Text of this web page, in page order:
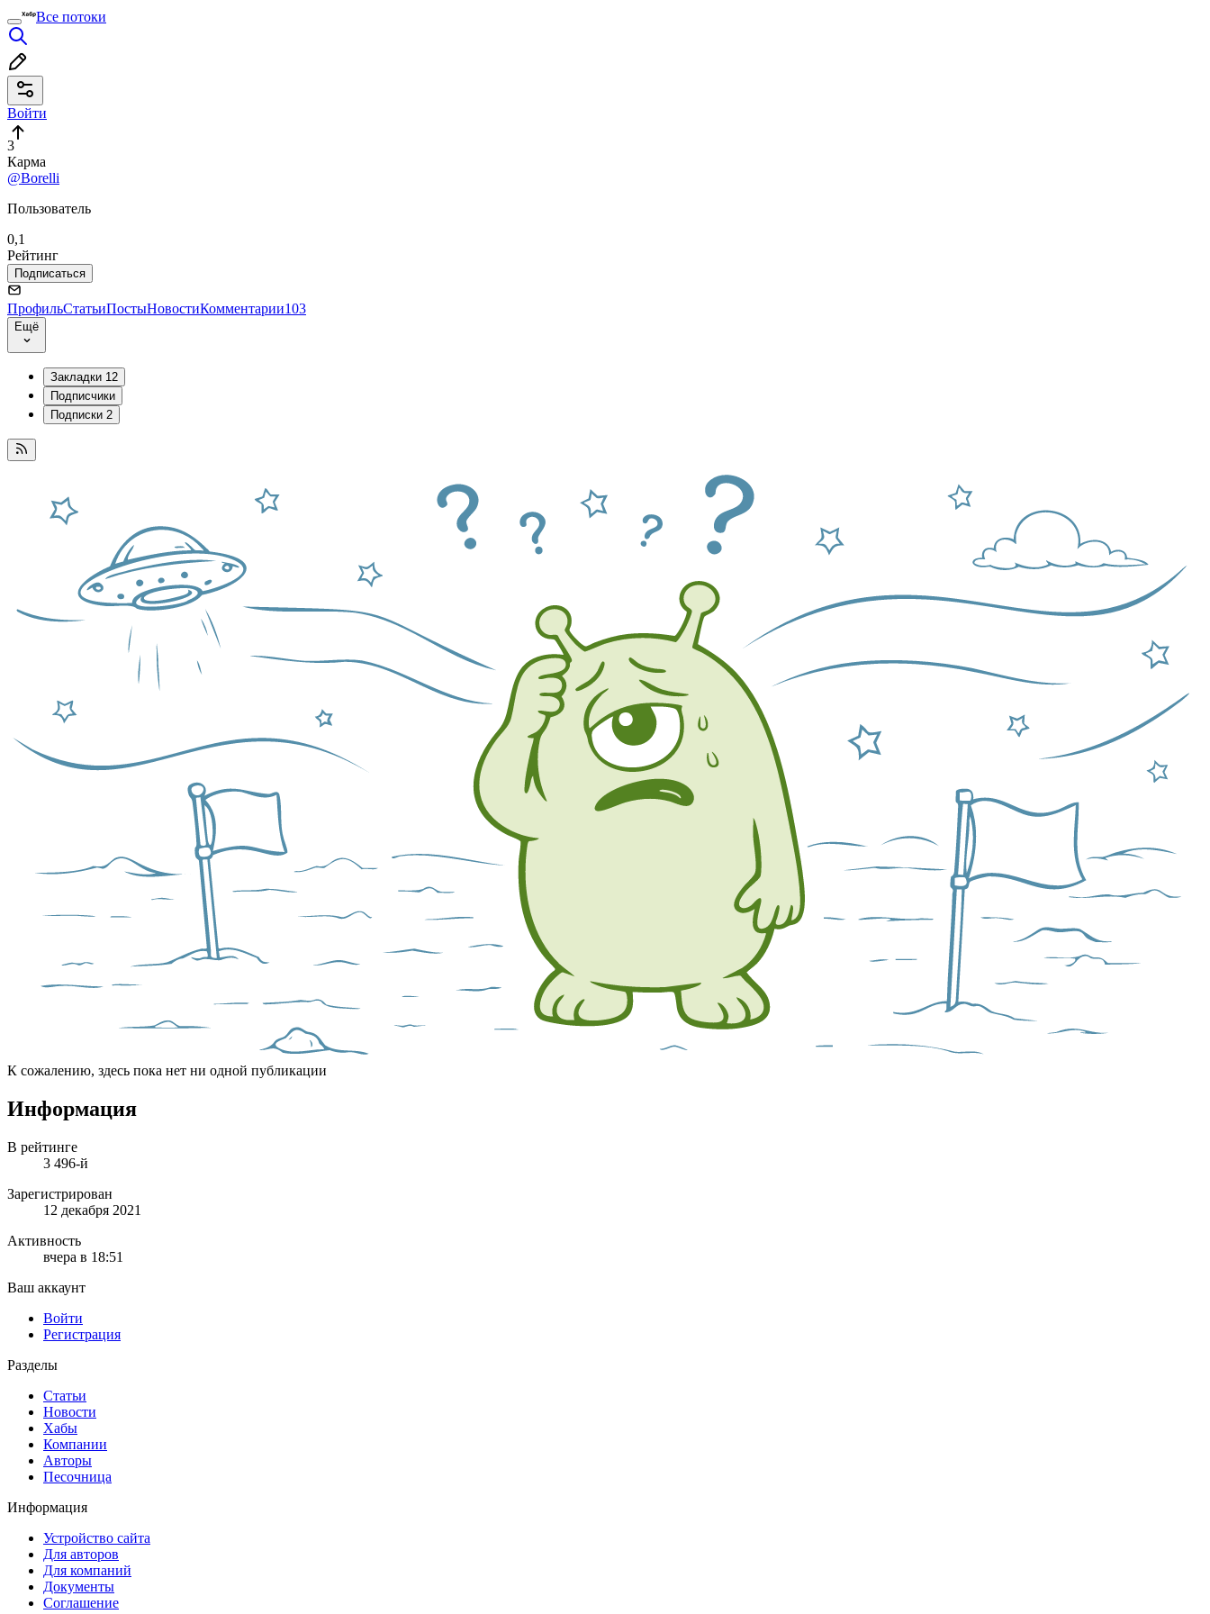
Все потоки
Войти
3
Карма
@Borelli
Пользователь
0,1
Рейтинг
Подписаться
ПрофильСтатьиПостыНовостиКомментарии103
Ещё
Закладки 12
Подписчики
Подписки 2
К сожалению, здесь пока нет ни одной публикации
Информация
В рейтинге
3 496-й
Зарегистрирован
12 декабря 2021
Активность
вчера в 18:51
Ваш аккаунт
Войти
Регистрация
Разделы
Статьи
Новости
Хабы
Компании
Авторы
Песочница
Информация
Устройство сайта
Для авторов
Для компаний
Документы
Соглашение